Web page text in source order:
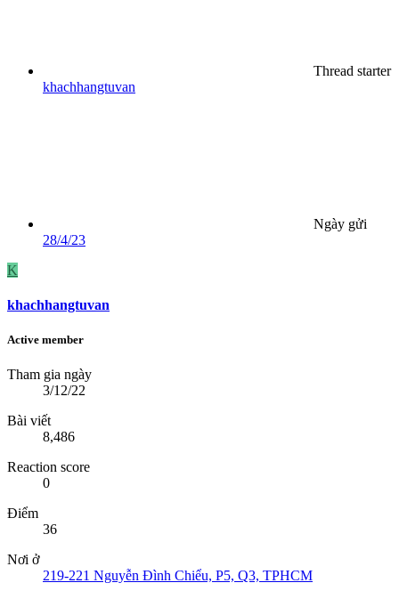
Thread starter
khachhangtuvan
Ngày gửi
28/4/23
K
khachhangtuvan
Active member
Tham gia ngày
3/12/22
Bài viết
8,486
Reaction score
0
Điểm
36
Nơi ở
219-221 Nguyễn Đình Chiểu, P5, Q3, TPHCM